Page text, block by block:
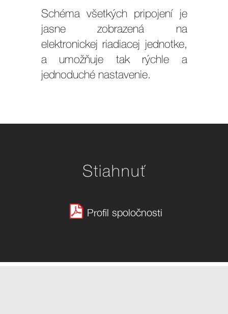
Schéma všetkých pripojení je
jasne zobrazená na
elektronickej riadiacej jednotke,
a umožňuje tak rýchle a
jednoduché nastavenie.
Stiahnuť
Profil spoločnosti